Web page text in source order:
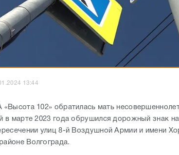
13:44
102» обратилась мать
в марте 2023 года обрушился дорожный знак
улиц 8-й Воздушной Армии и имени
Волгограда.